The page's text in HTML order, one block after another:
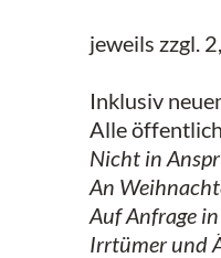
jeweils zzgl.
Inklusiv
Alle
Nicht in
An
Auf Anfrage
Irrtümer und